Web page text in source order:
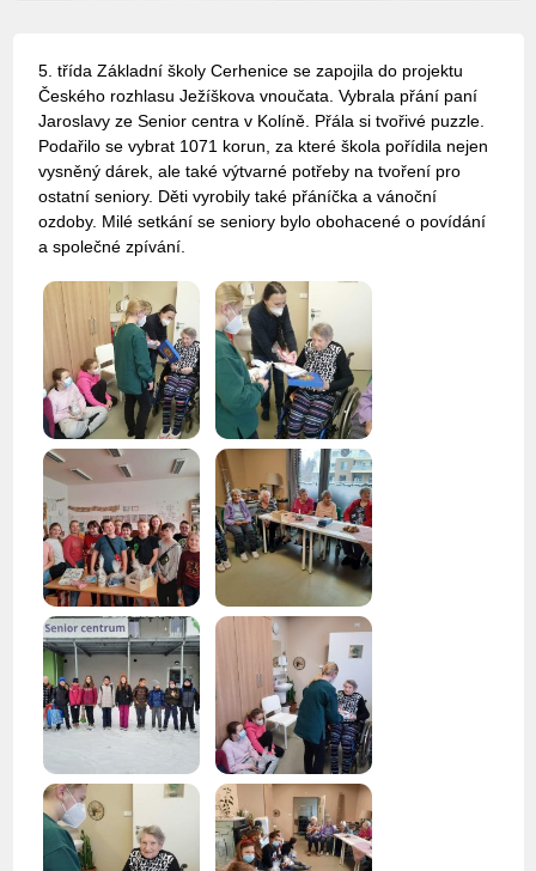
5. třída Základní školy Cerhenice se zapojila do projektu
Českého rozhlasu Ježíškova vnoučata. Vybrala přání paní
Jaroslavy ze Senior centra v Kolíně. Přála si tvořivé puzzle.
Podařilo se vybrat 1071 korun, za které škola pořídila nejen
vysněný dárek, ale také výtvarné potřeby na tvoření pro
ostatní seniory. Děti vyrobily také přáníčka a vánoční
ozdoby. Milé setkání se seniory bylo obohacené o povídání
a společné zpívání.